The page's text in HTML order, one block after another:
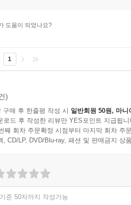
도움이 되었나요?
1
)
구매 후 한줄평 작성 시 일반회원 50원, 마니
로드 후 작성한 리뷰만 YES포인트 지급됩니
째 회차 주문확정 시점부터 마지막 회차 주
, CD/LP, DVD/Blu-ray, 패션 및 판매금지 상
준 50자까지 작성가능